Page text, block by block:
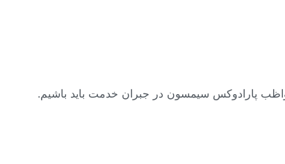
پارادوکس سیمسون در جبران خدمت باید باشیم.